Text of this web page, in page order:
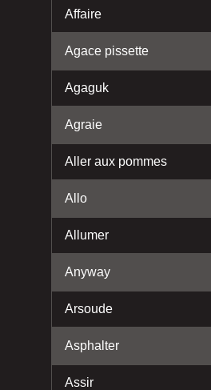
Affaire
Agace pissette
Agaguk
Agraie
Aller aux pommes
Allo
Allumer
Anyway
Arsoude
Asphalter
Assir